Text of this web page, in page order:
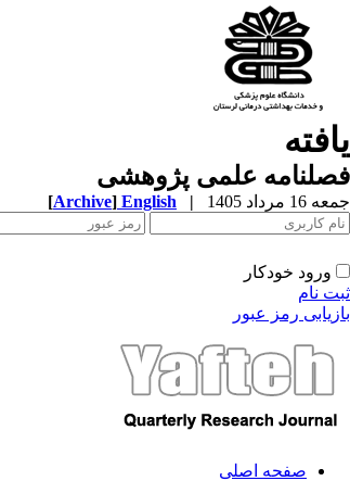
یافته
فصلنامه علمی پژوهشی
جمعه 16 مرداد 1405 |
English
[Archive]
ورود خودکار
ثبت نام
بازیابی رمز عبور
صفحه اصلی